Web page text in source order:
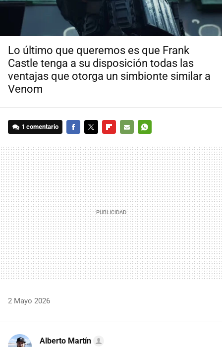
Lo último que queremos es que Frank
Castle tenga a su disposición todas las
ventajas que otorga un simbionte similar a
Venom
1 comentario
MAIL
2 Mayo 2026
Alberto Martín